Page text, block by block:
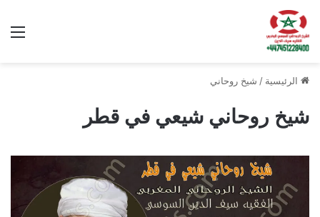
الرئيسية / شيخ روحاني
شيخ روحاني شيعي في قطر